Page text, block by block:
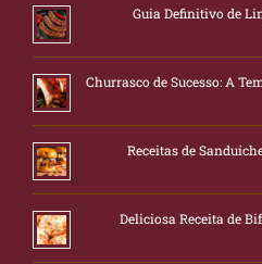
Guia Definitivo de
Churrasco de Sucesso: A
Receitas de
Deliciosa Receita de